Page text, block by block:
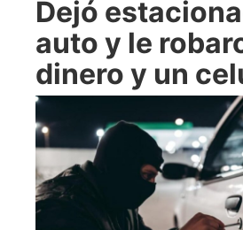
Dejó
auto y le
dinero y un